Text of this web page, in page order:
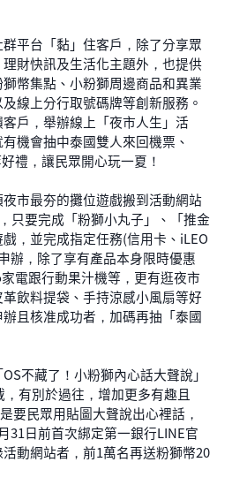
平台「黏」住客戶，除了分享眾
財快訊及生活化主題外，也提供
幣集點、小粉獅周邊商品和異業
線上分行取號碼牌等創新服務。
戶，舉辦線上「夜市人生」活
機會抽中泰國雙人來回機票、
禮，讓民眾開心玩一夏！
市最夯的攤位遊戲搬到活動網站
只要完成「粉獅小丸子」、「推金
，並完成指定任務(信用卡、iLEO
辦，除了享有產品本身限時優惠
電跟行動果汁機等，更有逛夜市
飲料提袋、手持涼感小風扇等好
且核准成功者，加碼再抽「泰國
不藏了！小粉獅內心話大聲說」
有別於過往，增加更多有趣且
要民眾用貼圖大聲說出心裡話，
31日前首次綁定第一銀行LINE官
動網站者，前1萬名再送粉獅幣20